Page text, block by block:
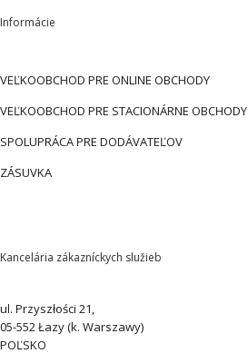
Informácie
VEĽKOOBCHOD PRE ONLINE OBCHODY
VEĽKOOBCHOD PRE STACIONÁRNE OBCHODY
SPOLUPRÁCA PRE DODÁVATEĽOV
ZÁSUVKA
Kancelária zákazníckych služieb
ul. Przyszłości 21,
05-552 Łazy (k. Warszawy)
POĽSKO